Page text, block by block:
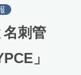
刺管
」